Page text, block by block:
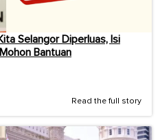
Selangor Diperluas, Isi
Bantuan
Read the full story